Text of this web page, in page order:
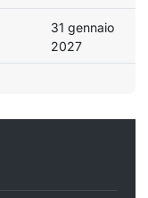
31 gennaio
2027